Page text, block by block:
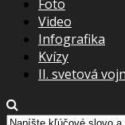
Foto
Video
Infografika
Kvízy
II. svetová